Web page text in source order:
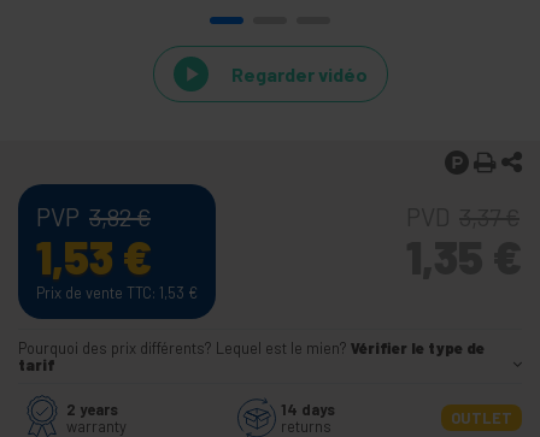
Regarder vidéo
PVP 3,82€
1,53 €
Prix de vente TTC: 1,53 €
Pourquoi des prix différents? Lequel est le mien? Vérifier le type de
tarif
2 years
warranty
14 days
returns
OUTLET